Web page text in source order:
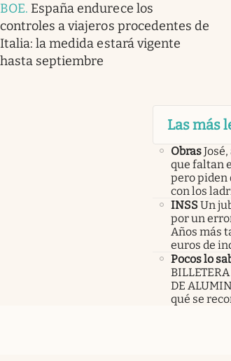
BOE. España endurece los
controles a viajeros procedentes de
Italia: la medida estará vigente
hasta septiembre
Las más
Obras
que faltan
pero piden
con los
INSSUn
por un
Años más
euros de
Pocos lo
DE
qué se